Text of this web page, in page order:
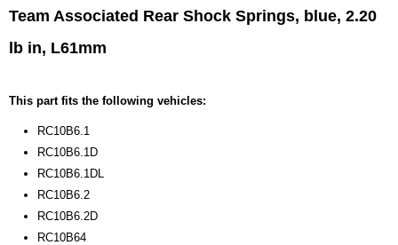
EAN code
Productcode leverancier
0,10 Kg
Team Associated Rear Shock Springs, blue, 2.20
lb in, L61mm
This part fits the following vehicles:
RC10B6.1
RC10B6.1D
RC10B6.1DL
RC10B6.2
RC10B6.2D
RC10B64